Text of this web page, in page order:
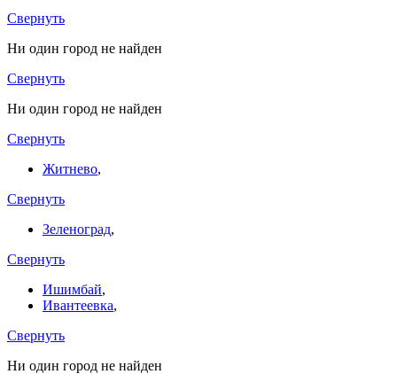
Свернуть
Ни один город не найден
Свернуть
Ни один город не найден
Свернуть
Житнево,
Свернуть
Зеленоград,
Свернуть
Ишимбай,
Ивантеевка,
Свернуть
Ни один город не найден